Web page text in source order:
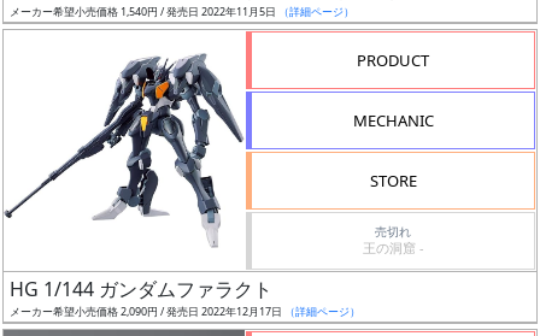
ー
グ
レ
ー
メーカー希望小売価格 1,540円 / 発売日 2022年11月5日 （詳細ページ）
PRODUCT
MECHANIC
STORE
売切れ
王の洞窟 -
HG 1/144 ガンダムファラクト
メーカー希望小売価格 2,090円 / 発売日 2022年12月17日 （詳細ページ）